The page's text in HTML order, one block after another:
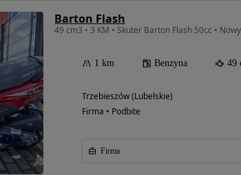
Barton Flash
49 cm3 • 3 KM • Skuter Barton Flash 50cc •
1 km Benzyna 49
Trzebieszów (Lubelskie)
Firma • Podbite
Firma